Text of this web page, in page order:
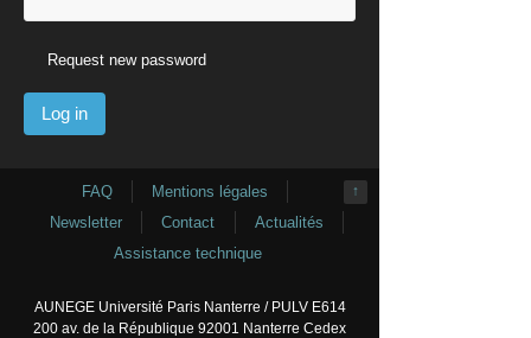
Request new password
↑
FAQ
Mentions légales
Newsletter
Contact
Actualités
Assistance technique
AUNEGE Université Paris Nanterre / PULV E614
200 av. de la République 92001 Nanterre Cedex